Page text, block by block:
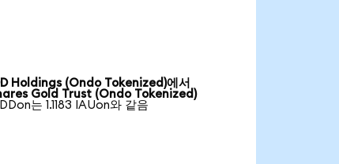
Holdings (Ondo Tokenized)에서
Gold Trust (Ondo Tokenized)
는 1.1183 IAUon와 같음